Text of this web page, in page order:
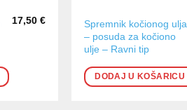
17,50€
Spremnik kočionog ulja
– posuda za kočiono
ulje – Ravni tip
DODAJ U KOŠARICU